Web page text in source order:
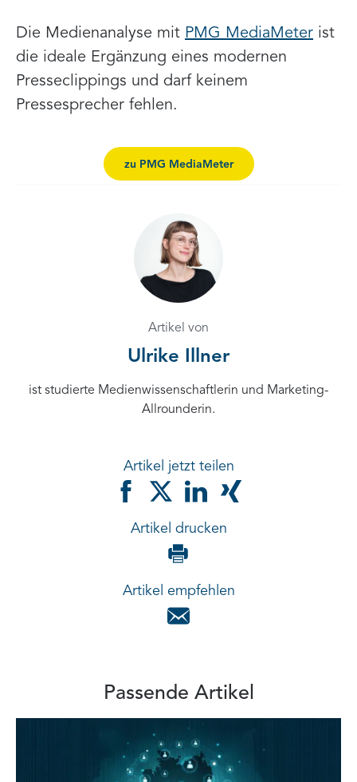
Die Medienanalyse mit PMG MediaMeter ist
die ideale Ergänzung eines modernen
Presseclippings und darf keinem
Pressesprecher fehlen.
zu PMG MediaMeter
Artikel von
Ulrike Illner
ist studierte Medienwissenschaftlerin und Marketing-
Allrounderin.
Artikel jetzt teilen
Artikel drucken
Artikel empfehlen
Passende Artikel